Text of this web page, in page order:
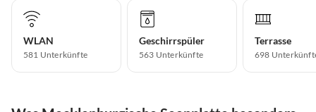
WLAN
581 Unterkünfte
Geschirrspüler
563 Unterkünfte
Terrasse
698